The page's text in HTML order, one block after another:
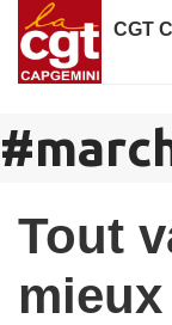
CGT
#
Tout